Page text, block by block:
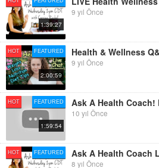
1:39:27
9 yıl Önce
HOT FEATURED
2:00:59
9 yıl Önce
HOT FEATURED
1:59:54
10 yıl Önce
HOT FEATURED
8 yıl Önce